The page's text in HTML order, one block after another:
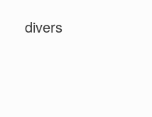
divers